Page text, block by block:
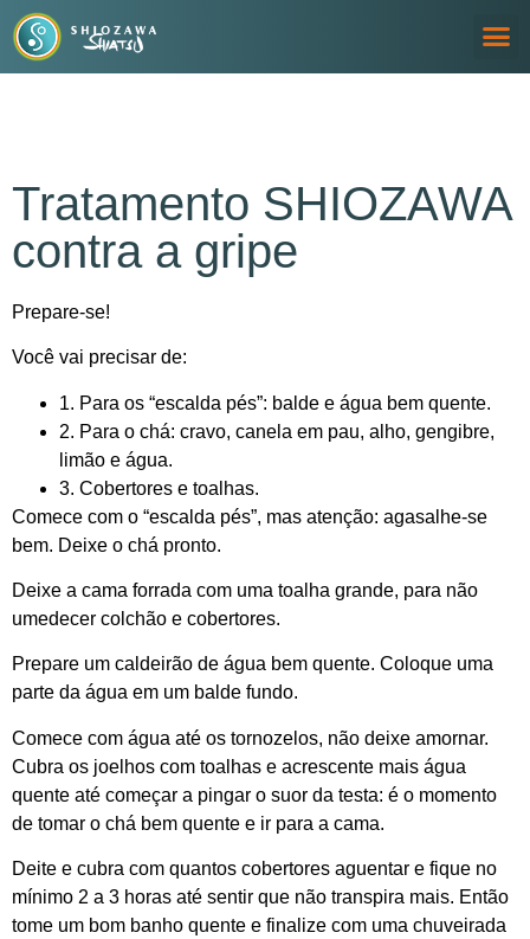
Tratamento SHIOZAWA
contra a gripe
Prepare-se!
Você vai precisar de:
1. Para os “escalda pés”: balde e água bem quente.
2. Para o chá: cravo, canela em pau, alho, gengibre,
limão e água.
3. Cobertores e toalhas.
Comece com o “escalda pés”, mas atenção: agasalhe-se
bem. Deixe o chá pronto.
Deixe a cama forrada com uma toalha grande, para não
umedecer colchão e cobertores.
Prepare um caldeirão de água bem quente. Coloque uma
parte da água em um balde fundo.
Comece com água até os tornozelos, não deixe amornar.
Cubra os joelhos com toalhas e acrescente mais água
quente até começar a pingar o suor da testa: é o momento
de tomar o chá bem quente e ir para a cama.
Deite e cubra com quantos cobertores aguentar e fique no
mínimo 2 a 3 horas até sentir que não transpira mais. Então
tome um bom banho quente e finalize com uma chuveirada